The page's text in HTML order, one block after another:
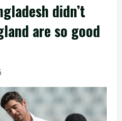
didn’t
are so good